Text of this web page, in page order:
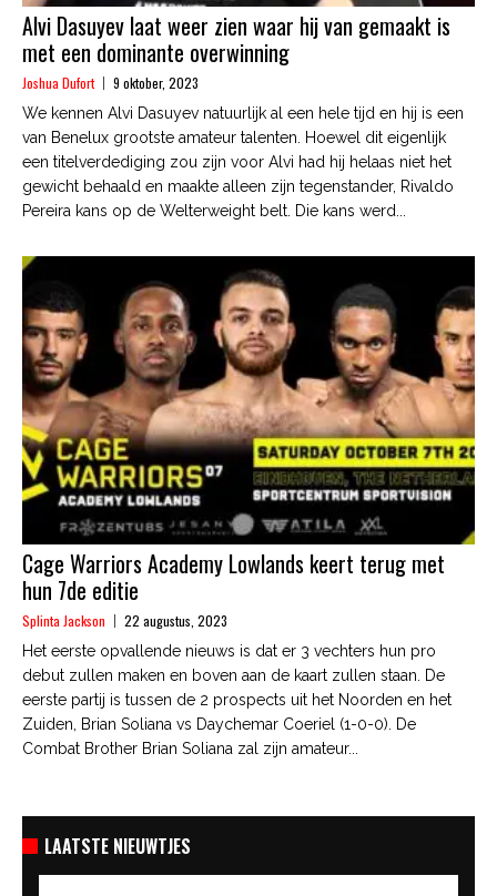
Alvi Dasuyev laat weer zien waar hij van gemaakt is
met een dominante overwinning
Joshua Dufort 9 oktober, 2023
We kennen Alvi Dasuyev natuurlijk al een hele tijd en hij is een
van Benelux grootste amateur talenten. Hoewel dit eigenlijk
een titelverdediging zou zijn voor Alvi had hij helaas niet het
gewicht behaald en maakte alleen zijn tegenstander, Rivaldo
Pereira kans op de Welterweight belt. Die kans werd...
Cage Warriors Academy Lowlands keert terug met
hun 7de editie
Splinta Jackson 22 augustus, 2023
Het eerste opvallende nieuws is dat er 3 vechters hun pro
debut zullen maken en boven aan de kaart zullen staan. De
eerste partij is tussen de 2 prospects uit het Noorden en het
Zuiden, Brian Soliana vs Daychemar Coeriel (1-0-0). De
Combat Brother Brian Soliana zal zijn amateur...
LAATSTE NIEUWTJES